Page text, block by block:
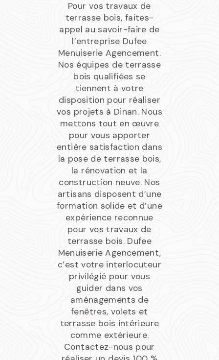
Pour vos travaux de
terrasse bois, faites-
appel au savoir-faire de
l’entreprise Dufee
Menuiserie Agencement.
Nos équipes de terrasse
bois qualifiées se
tiennent à votre
disposition pour réaliser
vos projets à Dinan. Nous
mettons tout en œuvre
pour vous apporter
entière satisfaction dans
la pose de terrasse bois,
la rénovation et la
construction neuve. Nos
artisans disposent d’une
formation solide et d’une
expérience reconnue
pour vos travaux de
terrasse bois. Dufee
Menuiserie Agencement,
c’est votre interlocuteur
privilégié pour vous
guider dans vos
aménagements de
fenêtres, volets et
terrasse bois intérieure
comme extérieure.
Contactez-nous pour